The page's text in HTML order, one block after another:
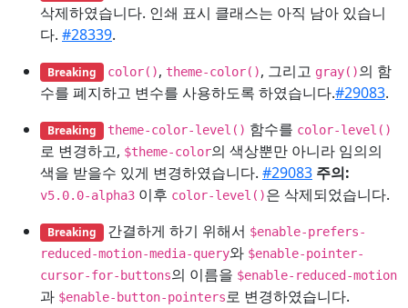
삭제하였습니다. 인쇄 표시 클래스는 아직 남아 있습니
다. #28339.
Breaking color(), theme-color(), 그리고 gray()의 함
수를 폐지하고 변수를 사용하도록 하였습니다.#29083.
Breaking theme-color-level() 함수를 color-level()
로 변경하고, $theme-color의 색상뿐만 아니라 임의의
색을 받을수 있게 변경하였습니다. #29083 주의:
v5.0.0-alpha3 이후 color-level()은 삭제되었습니다.
Breaking 간결하게 하기 위해서 $enable-prefers-
reduced-motion-media-query와 $enable-pointer-
cursor-for-buttons의 이름을 $enable-reduced-motion
과 $enable-button-pointers로 변경하였습니다.